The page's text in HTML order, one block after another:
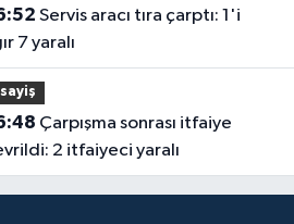
7 yaralı
2 itfaiyeci yaralı